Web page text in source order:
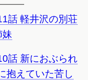
話 軽井沢の別荘
妹
話 新におぶられ
抱えていた苦し